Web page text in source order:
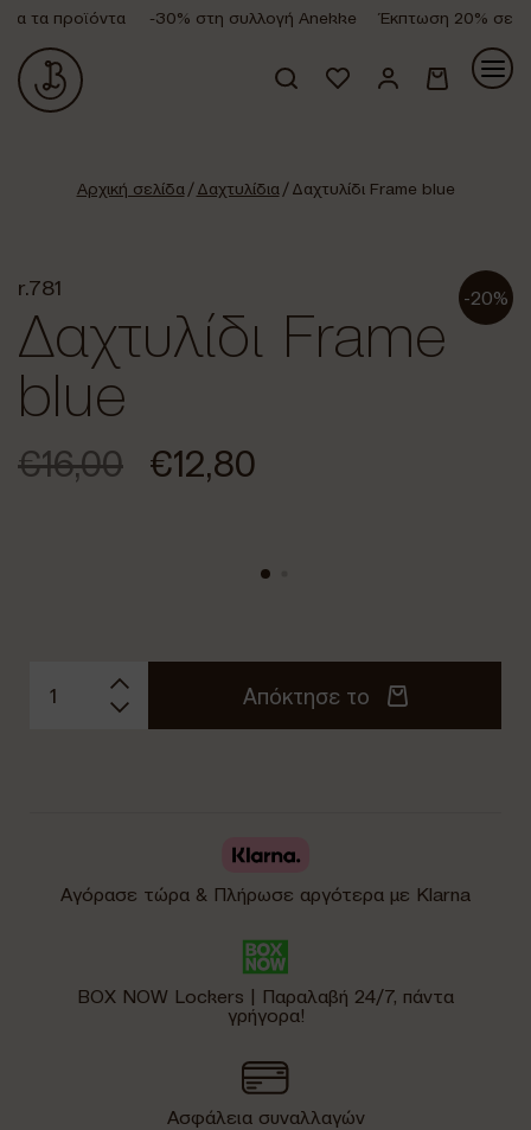
τα προϊόντα -30% στη συλλογή Anekke Έκπτωση 20% σε
Αρχική σελίδα/Δαχτυλίδια/ Δαχτυλίδι Frame blue
-20%
r.781
Δαχτυλίδι Frame
blue
€16,00 €12,80
Απόκτησε το
Αγόρασε τώρα & Πλήρωσε αργότερα με Klarna
BOX NOW Lockers | Παραλαβή 24/7, πάντα
γρήγορα!
Ασφάλεια συναλλαγών